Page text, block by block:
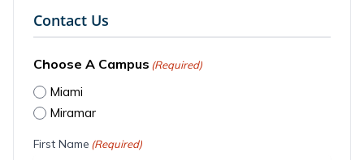
Contact Us
Choose A Campus (Required)
Miami
Miramar
First Name (Required)